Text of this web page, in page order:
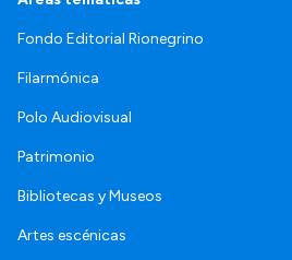
Fondo Editorial Rionegrino
Filarmónica
Polo Audiovisual
Patrimonio
Bibliotecas y Museos
Artes escénicas